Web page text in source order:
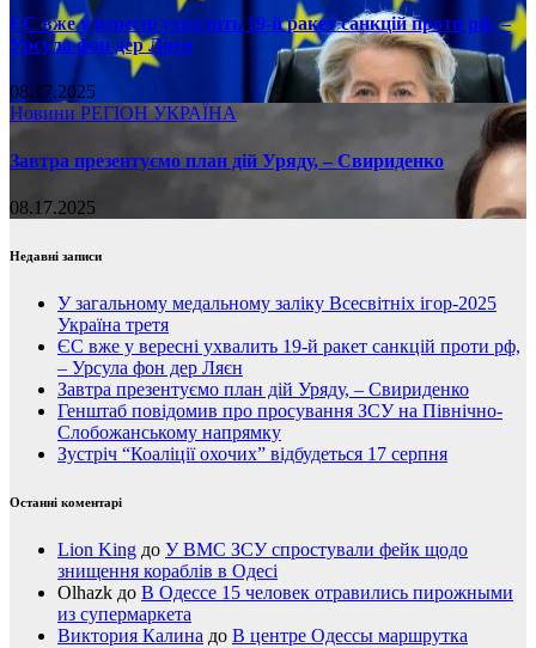
ЄС вже у вересні ухвалить 19-й ракет санкцій проти рф, –
Урсула фон дер Ляєн
08.17.2025
Новини РЕГІОН УКРАЇНА
Завтра презентуємо план дій Уряду, – Свириденко
08.17.2025
Недавні записи
У загальному медальному заліку Всесвітніх ігор-2025
Україна третя
ЄС вже у вересні ухвалить 19-й ракет санкцій проти рф,
– Урсула фон дер Ляєн
Завтра презентуємо план дій Уряду, – Свириденко
Генштаб повідомив про просування ЗСУ на Північно-
Слобожанському напрямку
Зустріч “Коаліції охочих” відбудеться 17 серпня
Останні коментарі
Lion King до У ВМС ЗСУ спростували фейк щодо
знищення кораблів в Одесі
Olhazk до В Одессе 15 человек отравились пирожными
из супермаркета
Виктория Калина до В центре Одессы маршрутка